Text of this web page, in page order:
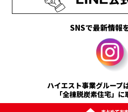
SNSで最新情報
ハイエスト事業グループ
「全棟脱炭素住宅」